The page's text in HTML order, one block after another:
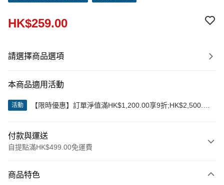
HK$259.00
請選擇商品選項
本商品適用活動
活動
【限時優惠】訂單淨值滿HK$1,200.00享9折;HK$2,500.00
付款與運送
自提點滿HK$499.00免運費
信用卡
商品特色